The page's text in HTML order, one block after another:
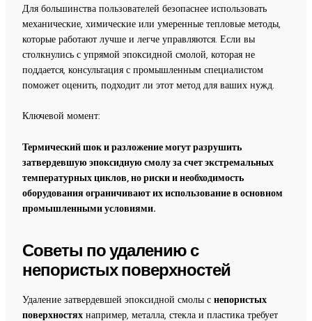
Для большинства пользователей безопаснее использовать
механические, химические или умеренные тепловые методы,
которые работают лучше и легче управляются. Если вы
столкнулись с упрямой эпоксидной смолой, которая не
поддается, консультация с промышленным специалистом
поможет оценить, подходит ли этот метод для ваших нужд.
Ключевой момент:
Термический шок и разложение могут разрушить
затвердевшую эпоксидную смолу за счет экстремальных
температурных циклов, но риски и необходимость
оборудования ограничивают их использование в основном
промышленными условиями.
Советы по удалению с
непористых поверхностей
Удаление затвердевшей эпоксидной смолы с непористых
поверхностяхнапример, металла, стекла и пластика требует